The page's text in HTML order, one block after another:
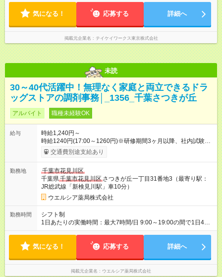
気になる！ 応募する 詳細へ
掲載元企業名 テイケイワークス東京株式会社
未読
30～40代活躍中！無理なく家庭と両立できるドラ
ッグストアの調剤事務│_1356_千葉さつきが丘
アルバイト 職種未経験OK
給与
時給1,240円～
時給1240円(17:00～1260円)※研修期間3ヶ月以降、社内試験に
よる更新判定あり 社内試験合格後、時給＋50～100円の昇給あ
り （大学生は＋20円） 試用期間あり：入社日から3ヶ月間／本
間の長さ：3ヶ月 雇用形態、給与は本採用時と同じです。
交通費別途支給あり
勤務地
千葉市花見川区
千葉県千葉市花見川区 さつきが丘一丁目31番地3（最寄り駅：
JR総武線「新検見川駅」車10分）
ウエルシア薬局株式会社
勤務時間
シフト制
1日あたりの実働時間：最大7時間/日 9:00～19:00の間で1日4時
間～応相談 ☆週3～5日の勤務 ※シフトの相談可能 ※夕方以降・
気になる！ 応募する 詳細へ
掲載元企業名 ウエルシア薬局株式会社